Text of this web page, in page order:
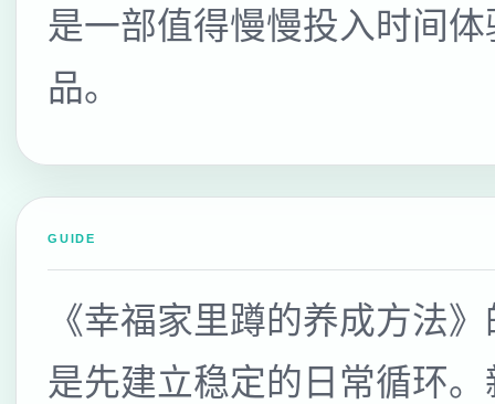
是一部值得慢慢投入时间
品。
GUIDE
《幸福家里蹲的养成方法
是先建立稳定的日常循环